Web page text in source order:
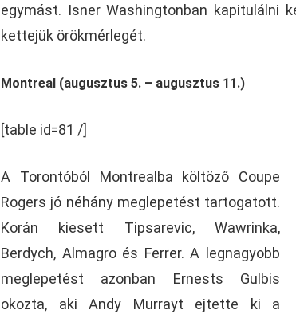
egymást. Isner Washingtonban kapitulálni
kettejük örökmérlegét.
Montreal (augusztus 5. – augusztus 11.)
[table id=81 /]
A Torontóból Montrealba költöző Coupe
Rogers jó néhány meglepetést tartogatott.
Korán kiesett Tipsarevic, Wawrinka,
Berdych, Almagro és Ferrer. A legnagyobb
meglepetést azonban Ernests Gulbis
okozta, aki Andy Murrayt ejtette ki a